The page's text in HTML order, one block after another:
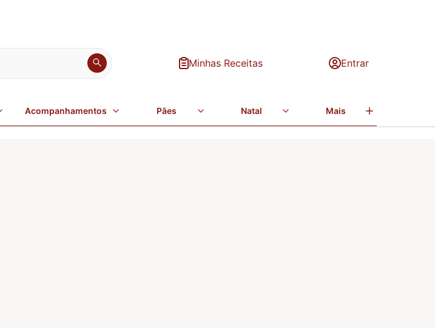
Minhas Receitas Entrar
Acompanhamentos Pães Natal Mais